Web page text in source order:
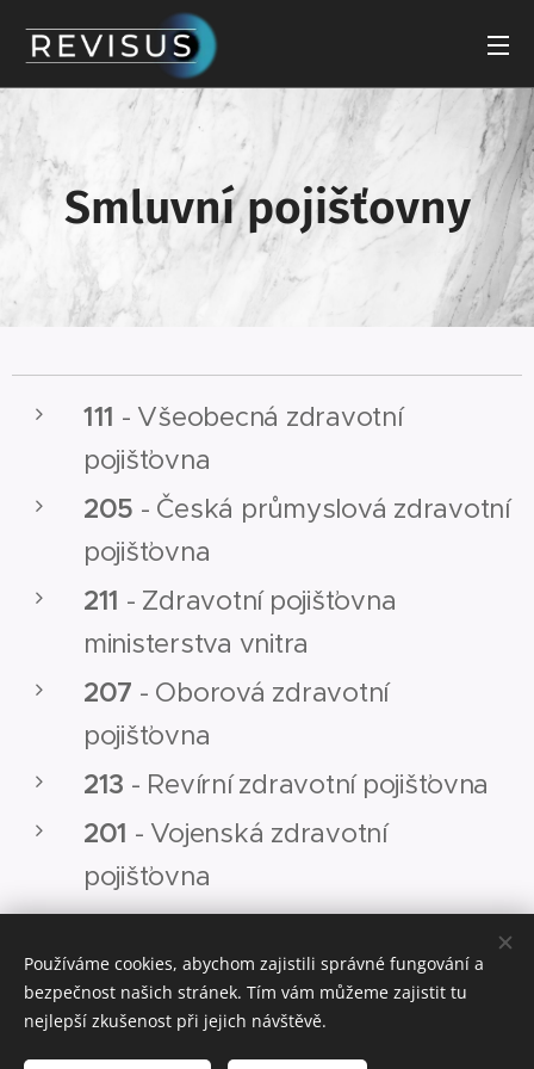
Smluvní pojišťovny
111 - Všeobecná zdravotní
pojišťovna
205 - Česká průmyslová zdravotní
pojišťovna
211 - Zdravotní pojišťovna
ministerstva vnitra
207 - Oborová zdravotní
pojišťovna
213 - Revírní zdravotní pojišťovna
201 - Vojenská zdravotní
pojišťovna
REVISUS s.r.o Třída Tomáše Bati 508, Zlín 760
Používáme cookies, abychom zajistili správné fungování a
bezpečnost našich stránek. Tím vám můžeme zajistit tu
nejlepší zkušenost při jejich návštěvě.